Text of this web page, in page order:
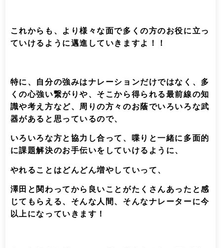
これからも、より様々な面で多くの方のお役に立っ
ていけるように邁進していきますよ！！
特に、自分の強みはナレーションだけではなく、多
くの心強い繋がりや、そこから得られる最前線の知
識や考え方など、周りの方々のお蔭でいろいろな武
器があると思っているので、
いろいろな方と協力し合って、喋りと一緒に多面的
に課題解決のお手伝いをしていけるように、
やれることはどんどん増やしていって、
澤田と関わってから良いことがたくさんあったと感
じてもらえる、そんな人間、そんなナレーターに今
以上になっていきます！